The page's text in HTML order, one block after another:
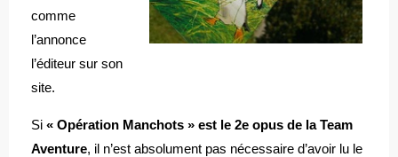
comme
l’annonce
l’éditeur sur son
site.
Si « Opération Manchots » est le 2e opus de la Team
Aventure, il n’est absolument pas nécessaire d’avoir lu le